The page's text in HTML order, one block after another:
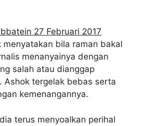
27 Februari 2017
menyatakan bila raman bakal
menanyainya dengan
salah atau dianggap
Ashok tergelak bebas serta
kemenangannya.
terus menyoalkan perihal